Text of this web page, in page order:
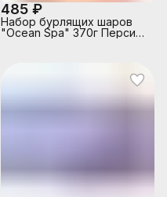
485 ₽
Набор бурлящих шаров
"Ocean Spa" 370г Персик